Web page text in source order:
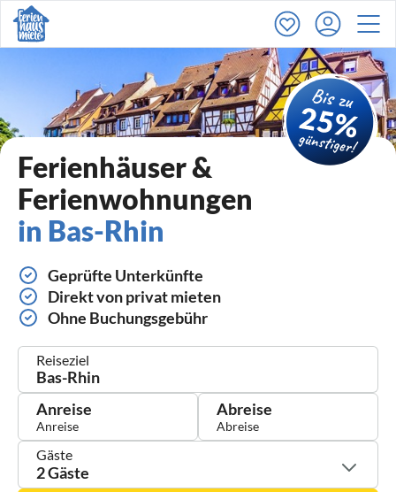
Ferienhäuser &
Ferienwohnungen
in Bas-Rhin
Geprüfte Unterkünfte
Direkt von privat mieten
Ohne Buchungsgebühr
Reiseziel
Anreise Abreise
Gäste
2 Gäste